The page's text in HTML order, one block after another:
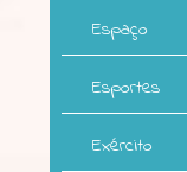
Espaço
Esportes
Exército